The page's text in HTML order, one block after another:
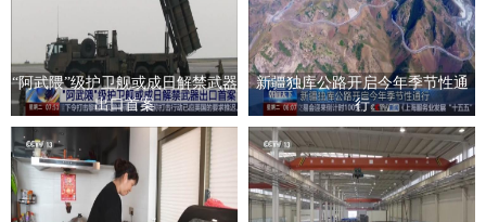
“阿武隈”级护卫舰或成日解禁武器
出口首案
新疆独库公路开启今年季节性通
行